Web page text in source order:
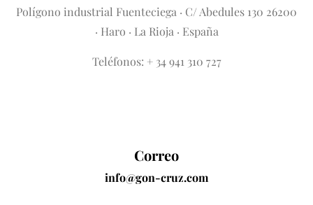
Polígono industrial Fuenteciega · C/ Abedules 130 26200
· Haro · La Rioja · España
Teléfonos: + 34 941 310 727
Correo
info@gon-cruz.com